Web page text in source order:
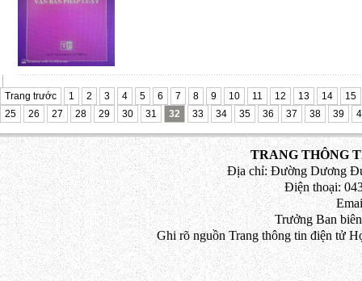
Trang trước 1 2 3 4 5 6 7 8 9 10 11 12 13 14
15
25
26 27 28 29 30 31 32 33 34 35 36 37 38 39
TRANG THÔNG
Địa chỉ: Đường Dương
Điện thoại:
Trưởng Ban
Ghi rõ nguồn Trang thông tin điện tử